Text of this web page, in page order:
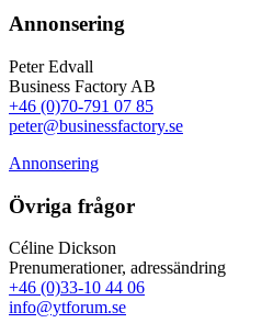
Annonsering
Peter Edvall
Business Factory AB
+46 (0)70-791 07 85
peter@businessfactory.se
Annonsering
Övriga frågor
Céline Dickson
Prenumerationer, adressändring
+46 (0)33-10 44 06
info@ytforum.se